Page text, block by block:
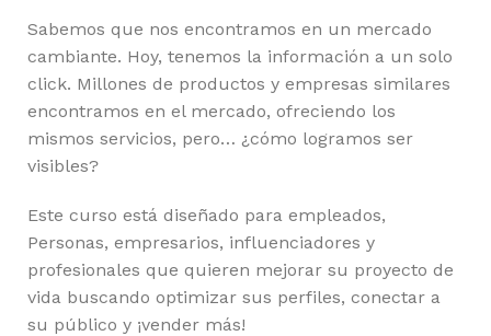
Sabemos que nos encontramos en un mercado
cambiante. Hoy, tenemos la información a un solo
click. Millones de productos y empresas similares
encontramos en el mercado, ofreciendo los
mismos servicios, pero… ¿cómo logramos ser
visibles?
Este curso está diseñado para empleados,
Personas, empresarios, influenciadores y
profesionales que quieren mejorar su proyecto de
vida buscando optimizar sus perfiles, conectar a
su público y ¡vender más!